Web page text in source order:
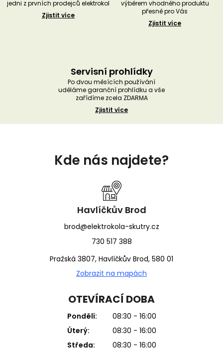
jedni z prvních prodejců elektrokol
Zjistit více
výběrem vhodného produktu
přesně pro Vás
Zjistit více
Servisní prohlídky
Po dvou měsících používání
uděláme garanční prohlídku a vše
zařídíme zcela ZDARMA
Zjistit více
Kde nás najdete?
Havlíčkův Brod
brod@elektrokola-skutry.cz
730 517 388
Pražská 3807, Havlíčkův Brod, 580 01
Zobrazit na mapách
OTEVÍRACÍ DOBA
Pondělí:
08:30 - 16:00
Úterý:
08:30 - 16:00
Středa:
08:30 - 16:00